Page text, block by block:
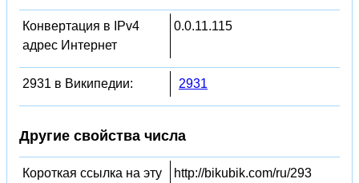
Конвертация в IPv4
адрес Интернет
0.0.11.115
2931 в Википедии: 2931
Другие свойства числа
Короткая ссылка на эту
http://bikubik.com/ru/293